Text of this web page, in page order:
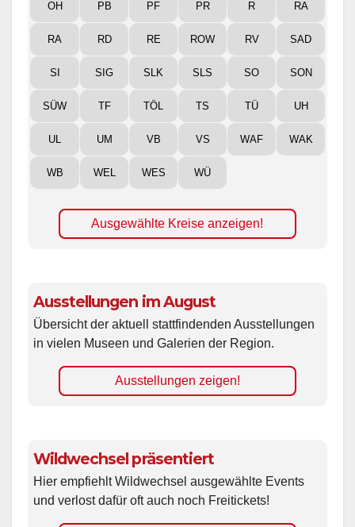
OH PB PF PR R RA
RA RD RE ROW RV SAD
SI SIG SLK SLS SO SON
SÜW TF TÖL TS TÜ UH
UL UM VB VS WAF WAK
WB WEL WES WÜ
Ausgewählte Kreise anzeigen!
Ausstellungen im August
Übersicht der aktuell stattfindenden Ausstellungen
in vielen Museen und Galerien der Region.
Ausstellungen zeigen!
Wildwechsel präsentiert
Hier empfiehlt Wildwechsel ausgewählte Events
und verlost dafür oft auch noch Freitickets!